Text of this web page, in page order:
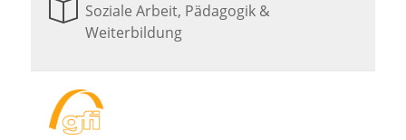
Soziale Arbeit, Pädagogik &
Weiterbildung